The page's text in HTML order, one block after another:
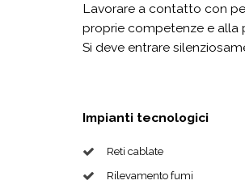
Lavorare a contatto con
proprie competenze e alla
Si deve entrare
Impianti tecnologici
Reti cablate
Rilevamento fumi